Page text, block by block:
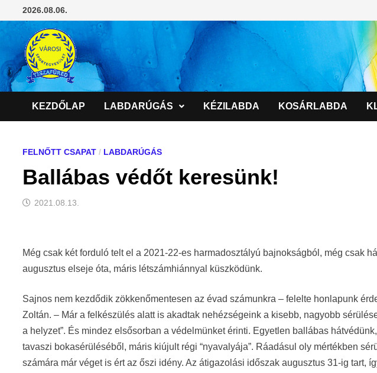
to
2026.08.06.
KEZDŐLAP LABDARÚGÁS KÉZILABDA KOSÁRLABDA
FELNŐTT CSAPAT / LABDARÚGÁS
Ballábas védőt keresünk!
2021.08.13.
Még csak két forduló telt el a 2021-22-es harmadosztályú bajnokságból, még csak
augusztus elseje óta, máris létszámhiánnyal küszködünk.
Sajnos nem kezdődik zökkenőmentesen az évad számunkra – felelte honlapunk
Zoltán. – Már a felkészülés alatt is akadtak nehézségeink a kisebb, nagyobb
a helyzet”. És mindez elsősorban a védelmünket érinti. Egyetlen ballábas
tavaszi bokasérüléséből, máris kiújult régi “nyavalyája”. Ráadásul oly mértékben
számára már véget is ért az őszi idény. Az átigazolási időszak augusztus 31-ig tart,